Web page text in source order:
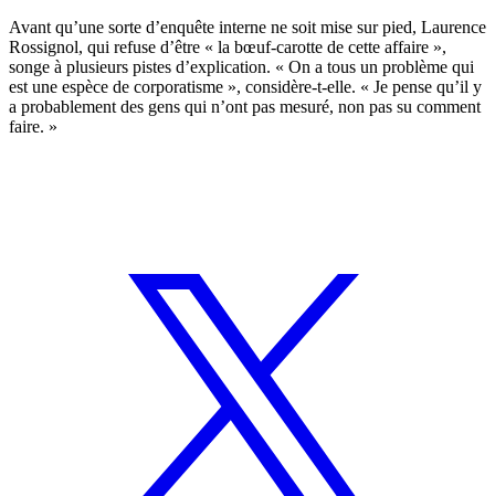
Avant qu’une sorte d’enquête interne ne soit mise sur pied, Laurence
Rossignol, qui refuse d’être « la bœuf-carotte de cette affaire »,
songe à plusieurs pistes d’explication. « On a tous un problème qui
est une espèce de corporatisme », considère-t-elle. « Je pense qu’il y
a probablement des gens qui n’ont pas mesuré, non pas su comment
faire. »